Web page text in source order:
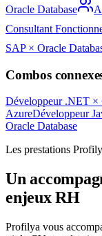
Oracle Database
Consultant
SAP× Oracle
Combos
Développeur .NET ×
AzureDéveloppeur
Oracle Database
Les prestations
Un
enjeux RH
Profilya vous